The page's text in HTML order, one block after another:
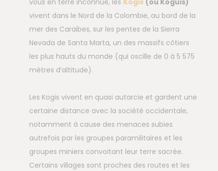
vous en terre inconnue, les Kogis (ou Koguis)
vivent dans le Nord de la Colombie, au bord de la
mer des Caraïbes, sur les pentes de la Sierra
Nevada de Santa Marta, un des massifs côtiers
les plus hauts du monde (qui oscille de 0 à 5 575
mètres d’altitude).
Les Kogis vivent en quasi autarcie et gardent une
certaine distance avec la société occidentale,
notamment à cause des menaces subies
autrefois par les groupes paramilitaires et les
groupes miniers convoitant leur terre sacrée.
Certains villages sont proches des routes et les